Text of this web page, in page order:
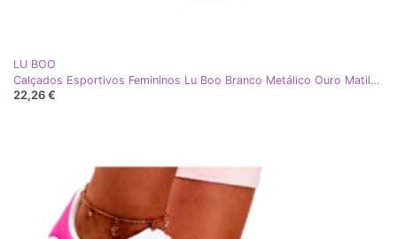
LU BOO
Calçados Esportivos Femininos Lu Boo Branco Metálico Ouro Matilda amarelo
22,26 €